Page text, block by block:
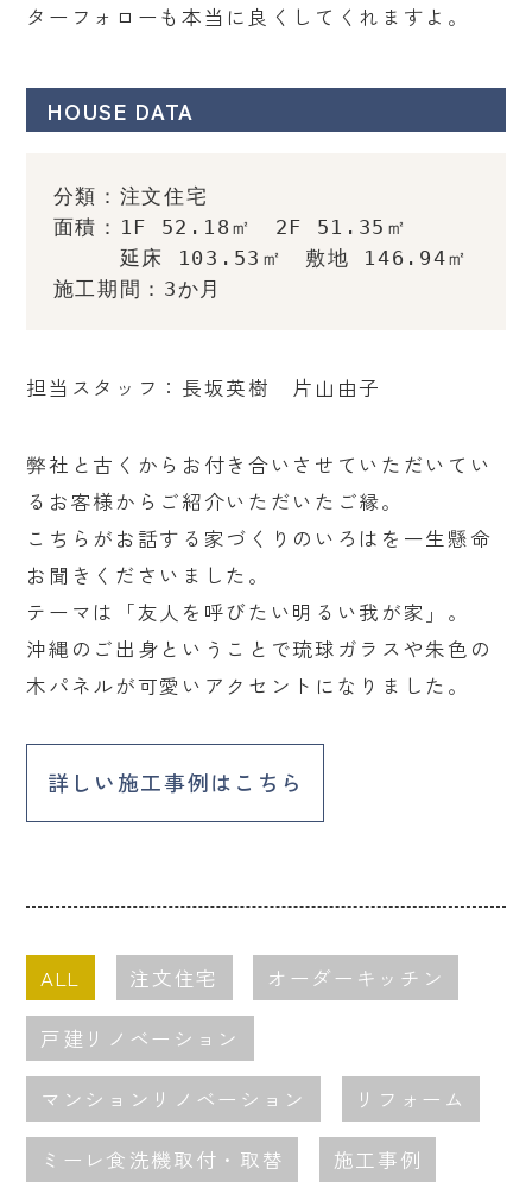
ターフォローも本当に良くしてくれますよ。
HOUSE DATA
分類：注文住宅
面積：1F 52.18㎡　2F 51.35㎡
延床 103.53㎡　敷地 146.94㎡
施工期間：3か月
担当スタッフ：長坂英樹 片山由子
弊社と古くからお付き合いさせていただいてい
るお客様からご紹介いただいたご縁。
こちらがお話する家づくりのいろはを一生懸命
お聞きくださいました。
テーマは「友人を呼びたい明るい我が家」。
沖縄のご出身ということで琉球ガラスや朱色の
木パネルが可愛いアクセントになりました。
詳しい施工事例はこちら
ALL 注文住宅 オーダーキッチン
戸建リノベーション
マンションリノベーション リフォーム
ミーレ食洗機取付・取替 施工事例